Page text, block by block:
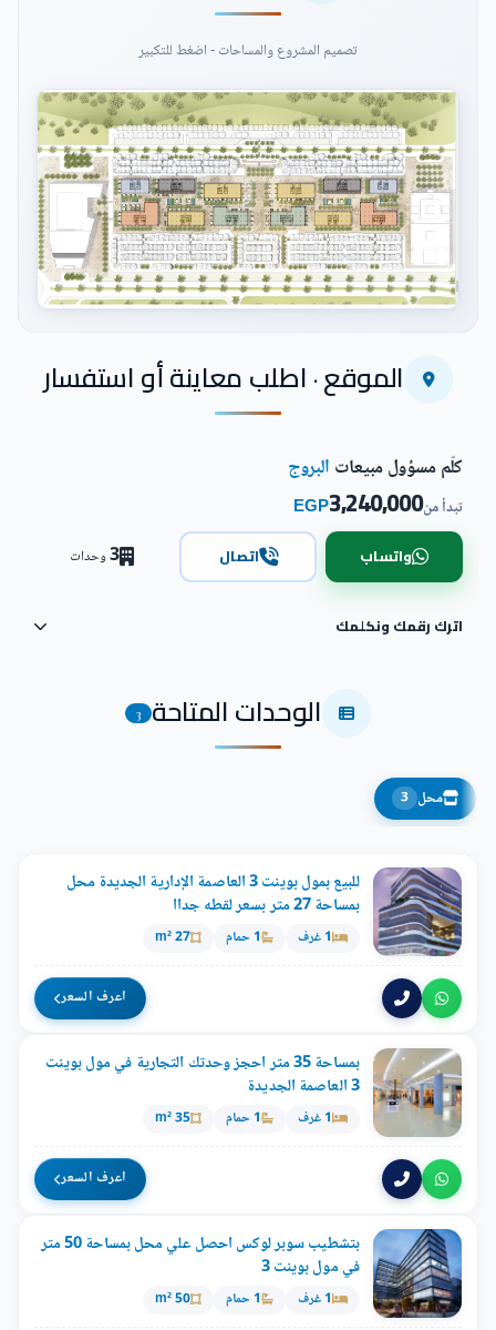
تصميم المشروع والمساحات - اضغط للتكبير
اضغط للتكبيرالموقع · اطلب معاينة أو استفسار
كلّم مسؤول مبيعات البروج
تبدأ من3,240,000
EGP
واتساب اتصال 3وحدات
اترك رقمك ونكلمك
الوحدات المتاحة 3
محل 3
للبيع بمول بوينت 3 العاصمة الإدارية الجديدة محل
بمساحة 27 متر بسعر لقطه جداا
1 غرف 1 حمام 27 m²
اعرف السعر
بمساحة 35 متر احجز وحدتك التجارية في مول بوينت
3 العاصمة الجديدة
1 غرف 1 حمام 35 m²
اعرف السعر
بتشطيب سوبر لوكس احصل علي محل بمساحة 50 متر
في مول بوينت 3
1 غرف 1 حمام 50 m²